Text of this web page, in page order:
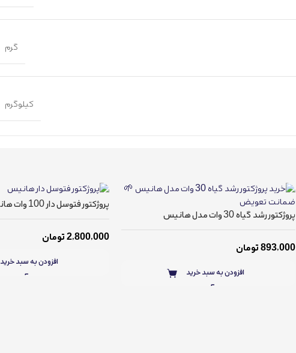
گرم
کیلوگرم
پروژکتور رشد گیاه 30 وات مدل هانیس
893,000تومان
افزودن به سبد خرید
پروژکتور فتوسل دار 100 وات هانیس
2,800,000تومان
افزودن به سبد خرید